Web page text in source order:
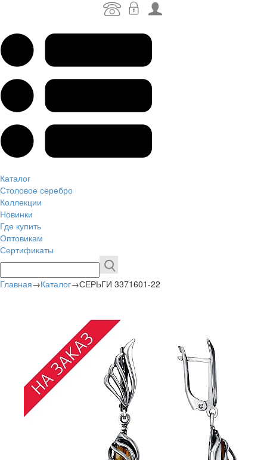
Каталог
Столовое серебро
Коллекции
Новинки
Где купить
Оптовикам
Сертификаты
Главная→Каталог→СЕРЬГИ 3371601-22